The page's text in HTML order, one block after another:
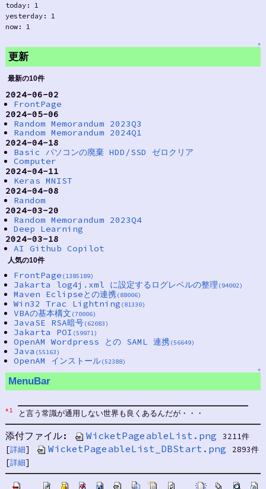
today: 1
yesterday: 1
now: 1
↑
更新
最新の10件
2024-06-02
FrontPage
2024-05-06
Random Memorandum 2023Q3
Random Memorandum 2024Q1
2024-04-18
Basic パソコンの廃棄 HDD/SSD ゼロクリア
Computer
2024-04-11
Keras MNIST
2024-04-08
Random
2024-03-20
Random Memorandum 2023Q4
Deep Learning
2024-03-18
AI Github Copilot
人気の10件
FrontPage (1385189)
Jakarta log4j.xml に設定するログレベルの整理 (94002)
Maven Eclipseとの連携(88006)
Win32 Trac Lightning (81330)
VBAの基本構文 (70006)
JavaSE RSA暗号(62083)
Jakarta POI (59971)
OpenAM Wordpress との SAML 連携(56649)
Java (55163)
OpenAM インストール(52388)
↑
MenuBar
*1 と言う常識が通用しない世界も良くあるんだが・・・
添付ファイル: WicketPageableList.png
3211件
[詳細] WicketPageableList_DBStart.png
2893件
[詳細]